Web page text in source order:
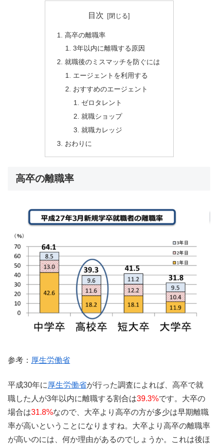
目次
高卒の離職率
3年以内に離職する原因
就職後のミスマッチを防ぐには
エージェントを利用する
おすすめのエージェント
ゼロタレント
就職ショップ
就職カレッジ
おわりに
高卒の離職率
参考： 厚生労働省
平成30年に 厚生労働省が行った調査によれば、高卒で就
職した人が3年以内に離職する割合は39.3%です。大卒の
場合は31.8%なので、大卒より高卒の方が多少は早期離職
率が高いということになりますね。大卒より高卒の離職率
が高いのには、何か理由があるのでしょうか。これは後ほ